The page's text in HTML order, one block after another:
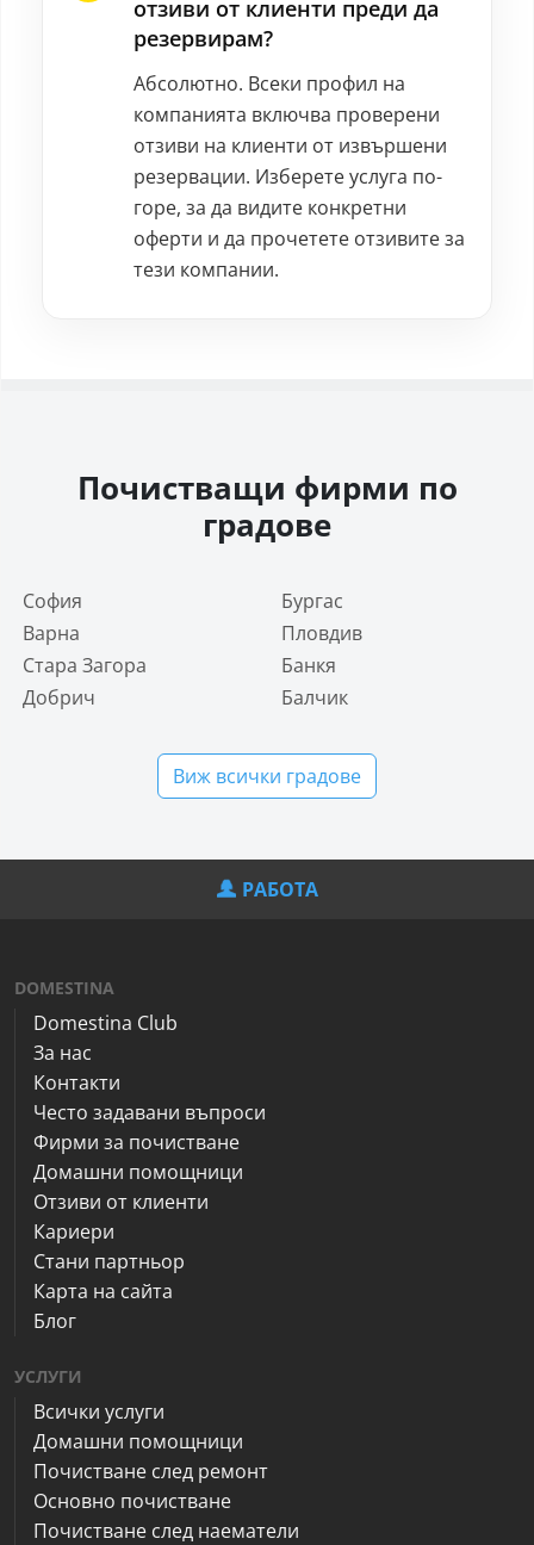
отзиви от клиенти преди да
резервирам?
Абсолютно. Всеки профил на
компанията включва проверени
отзиви на клиенти от извършени
резервации. Изберете услуга по-
горе, за да видите конкретни
оферти и да прочетете отзивите за
тези компании.
Почистващи фирми по
градове
София
Бургас
Варна
Пловдив
Стара Загора
Банкя
Добрич
Балчик
Виж всички градове
РАБОТА
DOMESTINA
Domestina Club
За нас
Контакти
Често задавани въпроси
Фирми за почистване
Домашни помощници
Отзиви от клиенти
Кариери
Стани партньор
Карта на сайта
Блог
УСЛУГИ
Всички услуги
Домашни помощници
Почистване след ремонт
Основно почистване
Почистване след наематели